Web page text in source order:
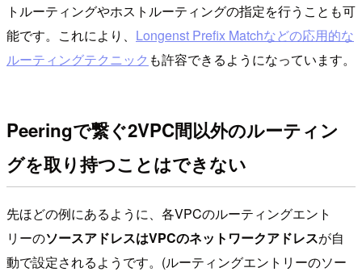
トルーティングやホストルーティングの指定を行うことも可
能です。これにより、 Longenst Prefix Matchなどの応用的な
ルーティングテクニック も許容できるようになっています。
Peeringで繋ぐ2VPC間以外のルーティン
グを取り持つことはできない
先ほどの例にあるように、各VPCのルーティングエント
リーのソースアドレスはVPCのネットワークアドレスが自
動で設定されるようです。(ルーティングエントリーのソー